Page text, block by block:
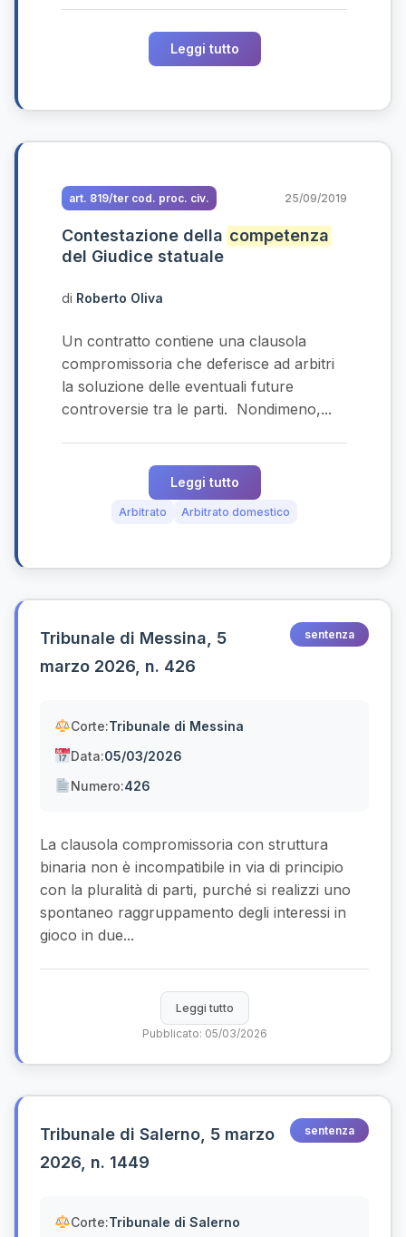
Leggi tutto
art. 819/ter cod. proc. civ. 25/09/2019
Contestazione della competenza
del Giudice statuale
di Roberto Oliva
Un contratto contiene una clausola
compromissoria che deferisce ad arbitri
la soluzione delle eventuali future
controversie tra le parti. Nondimeno,...
Leggi tutto
Arbitrato Arbitrato domestico
Tribunale di Messina, 5
marzo 2026, n. 426
sentenza
Corte:Tribunale di Messina
Data:05/03/2026
Numero:426
La clausola compromissoria con struttura
binaria non è incompatibile in via di principio
con la pluralità di parti, purché si realizzi uno
spontaneo raggruppamento degli interessi in
gioco in due...
Leggi tutto
Pubblicato: 05/03/2026
Tribunale di Salerno, 5 marzo
2026, n. 1449
sentenza
Corte:Tribunale di Salerno